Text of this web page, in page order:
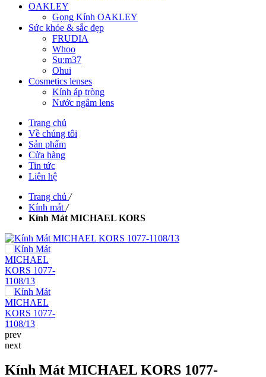
OAKLEY
Gọng Kính OAKLEY
Sức khỏe & sắc đẹp
FRUDIA
Whoo
Su:m37
Ohui
Cosmetics lenses
Kính áp tròng
Nước ngâm lens
Trang chủ
Về chúng tôi
Sản phẩm
Cửa hàng
Tin tức
Liên hệ
Trang chủ /
Kính mát /
Kính Mát MICHAEL KORS
prev
next
Kính Mát MICHAEL KORS 1077-